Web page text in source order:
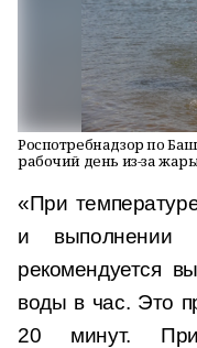
Роспотребнадзор по
рабочий день из-за
«При
и выполнении
рекомендуется
воды в час. Это
20 минут. При